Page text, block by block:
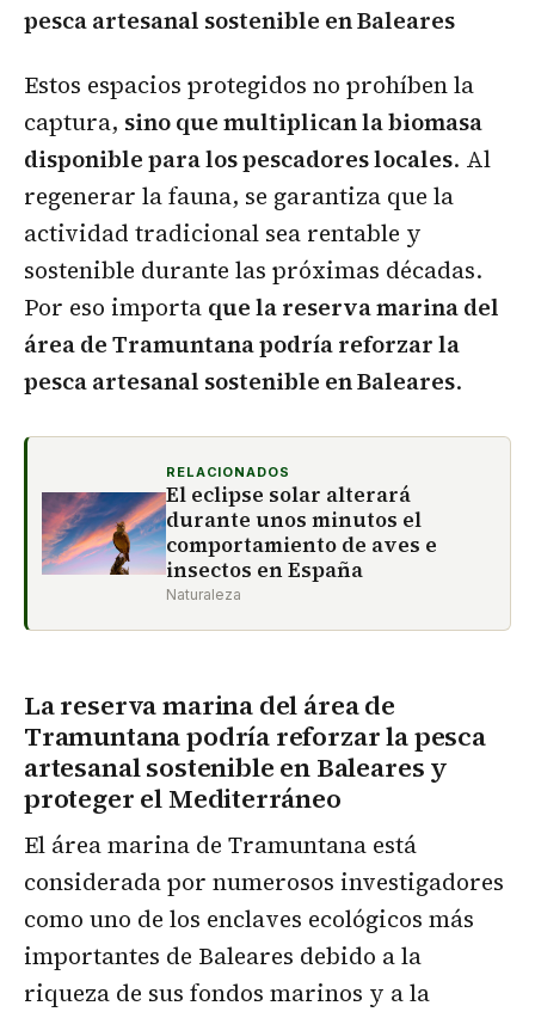
pesca artesanal sostenible en Baleares
Estos espacios protegidos no prohíben la
captura, sino que multiplican la biomasa
disponible para los pescadores locales. Al
regenerar la fauna, se garantiza que la
actividad tradicional sea rentable y
sostenible durante las próximas décadas.
Por eso importa que la reserva marina del
área de Tramuntana podría reforzar la
pesca artesanal sostenible en Baleares.
RELACIONADOS
El eclipse solar alterará
durante unos minutos el
comportamiento de aves e
insectos en España
Naturaleza
La reserva marina del área de
Tramuntana podría reforzar la pesca
artesanal sostenible en Baleares y
proteger el Mediterráneo
El área marina de Tramuntana está
considerada por numerosos investigadores
como uno de los enclaves ecológicos más
importantes de Baleares debido a la
riqueza de sus fondos marinos y a la